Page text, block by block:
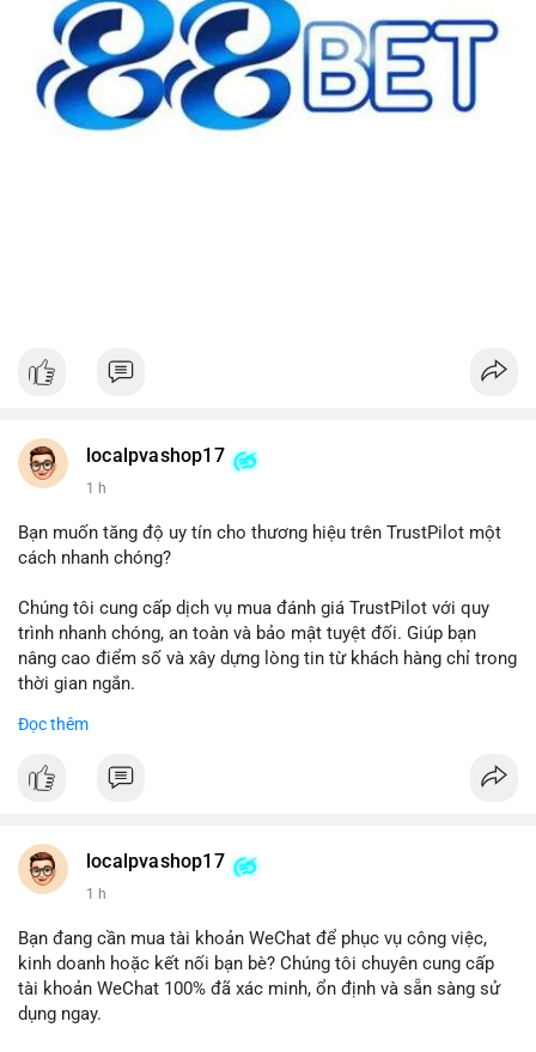
localpvashop17
1 h
Bạn muốn tăng độ uy tín cho thương hiệu trên TrustPilot một
cách nhanh chóng?
Chúng tôi cung cấp dịch vụ mua đánh giá TrustPilot với quy
trình nhanh chóng, an toàn và bảo mật tuyệt đối. Giúp bạn
nâng cao điểm số và xây dựng lòng tin từ khách hàng chỉ trong
thời gian ngắn.
Đặt hàng ngay hôm nay để nhận ưu đãi:
👉 Order tại: localpvashop
👉 Telegram: @localpvashop
👉 Email: localpvashop@gmail.com
Đừng bỏ lỡ cơ hội cải thiện danh tiếng trực tuyến của bạn một
cách hiệu quả!
Đọc thêm
localpvashop17
1 h
Bạn đang cần mua tài khoản WeChat để phục vụ công việc,
kinh doanh hoặc kết nối bạn bè? Chúng tôi chuyên cung cấp
tài khoản WeChat 100% đã xác minh, ổn định và sẵn sàng sử
dụng ngay.